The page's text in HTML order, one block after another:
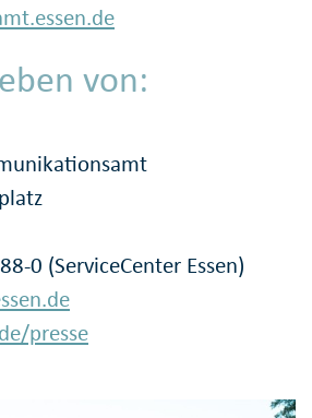
von:
0 (ServiceCenter Essen)
presse